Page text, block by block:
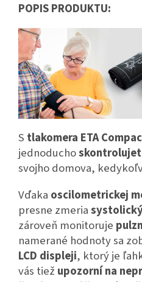
POPIS PRODUKTU:
S tlakomera ETA
jednoducho
svojho domova,
Vďaka oscilometrickej
presne zmeria
zároveň monitoruje
namerané hodnoty sa
LCD displeji, ktorý je
vás tiež upozorní na